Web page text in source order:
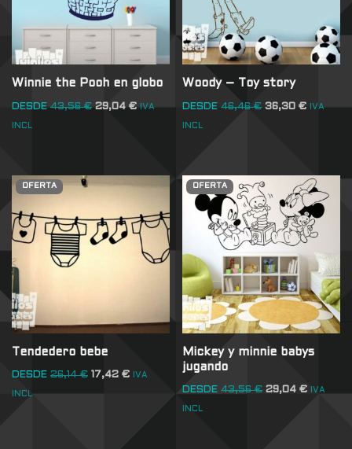
Winnie the Pooh en globo
DESDE 43,56€ 29,04€ IVA
INCL
Woody – Toy story
DESDE 46,46€ 36,30€ IVA
INCL
OFERTA
Tendedero bebe
DESDE 26,14€ 17,42 € IVA
INCL
OFERTA
Mickey y minnie babys
jugando
DESDE 43,56€ 29,04€ IVA
INCL